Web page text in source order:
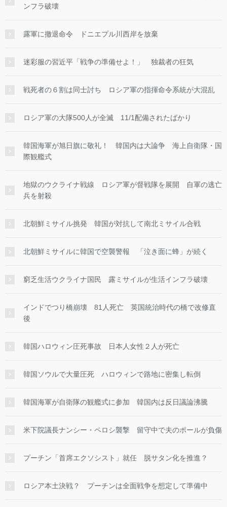
ンフラ破壊
露軍に撤退命令 ドニエプル川西岸を放棄
迷彩服の習近平「戦争の準備せよ！」 独裁者の狂気
戦死者の６割は同士討ち ロシア軍の指揮命令系統が大混乱
ロシア軍の大隊500人が全滅 11/1配備されたばかり
韓国海軍が旭日旗に敬礼！ 韓国内は大論争 海上自衛隊・国
際観艦式
地獄のウクライナ戦線 ロシア軍が督戦隊を展開 自軍の逃亡
兵を射殺
北朝鮮ミサイル挑発 韓国が対抗して南北ミサイル合戦
北朝鮮ミサイルに韓国で空襲警報 「泣き面に蜂」が続く
窮乏生活ウクライナ国民 露ミサイルが生活インフラ破壊
インドでつり橋崩壊 81人死亡 英国統治時代の橋で改修直
後
韓国ハロウィン圧死事故 日本人女性２人が死亡
韓国ソウルで大量圧死 ハロウィンで路地に密集し転倒
韓国海軍が自衛隊の観艦式に参加 韓国内は反日議論沸騰
米下院議長ナンシー・ペロシ襲撃 留守中で夫のポールが負傷
プーチン「首席エクソシスト」就任 脱サタン化を推進？
ロシア本土決戦？ プーチンは全面戦争を想定して準備中